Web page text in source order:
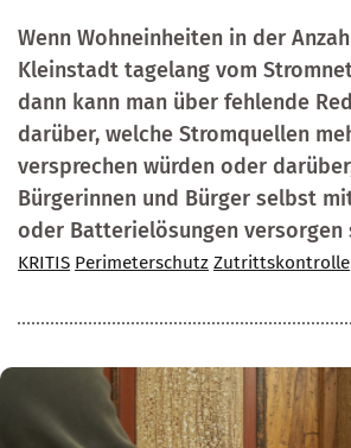
Wenn Wohneinheiten in der
Kleinstadt tagelang vom
dann kann man über fehlende
darüber, welche Stromquellen
versprechen würden oder
Bürgerinnen und Bürger selbst
oder Batterielösungen versorgen
KRITIS Perimeterschutz Zutrittskontrolle